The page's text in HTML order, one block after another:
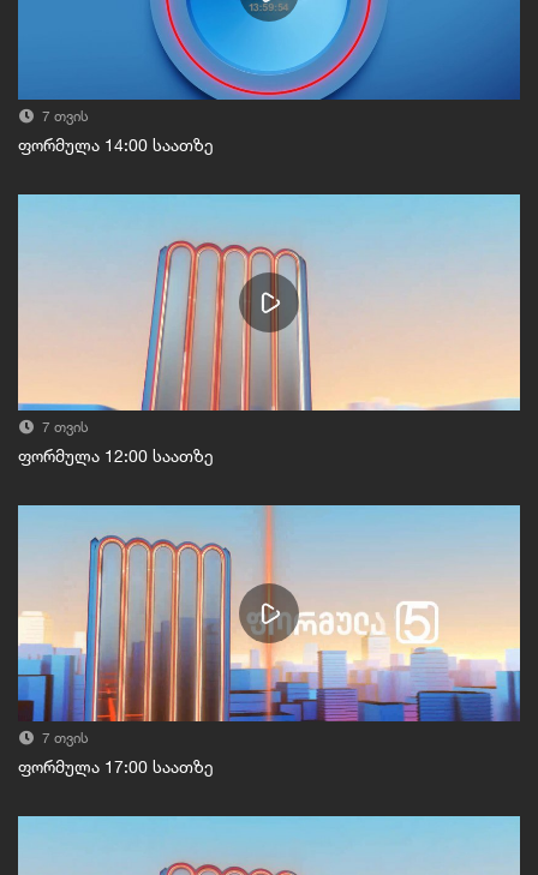
7 თვის
ფორმულა 14:00 საათზე
7 თვის
ფორმულა 12:00 საათზე
7 თვის
ფორმულა 17:00 საათზე